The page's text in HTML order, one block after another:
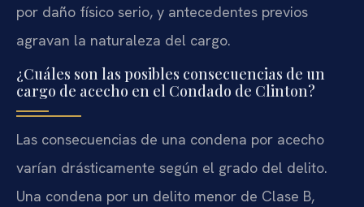
por daño físico serio, y antecedentes previos
agravan la naturaleza del cargo.
¿Cuáles son las posibles consecuencias de un
cargo de acecho en el Condado de Clinton?
Las consecuencias de una condena por acecho
varían drásticamente según el grado del delito.
Una condena por un delito menor de Clase B,